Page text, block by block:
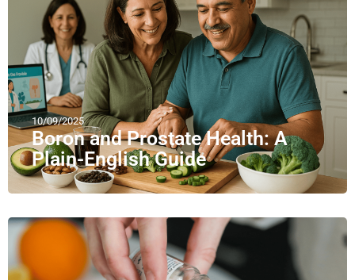
10/09/2025
Boron and Prostate Health: A
Plain-English Guide